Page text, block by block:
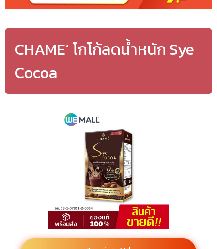
CHAME’ โกโก้ลดน้ำหนัก Sye
Cocoa